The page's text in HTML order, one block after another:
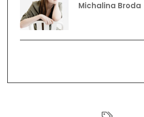
Michalina Broda